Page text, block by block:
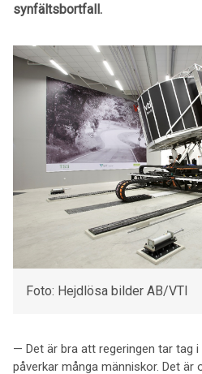
synfältsbortfall.
Foto: Hejdlösa bilder AB/VTI
— Det är bra att regeringen tar tag
påverkar många människor. Det